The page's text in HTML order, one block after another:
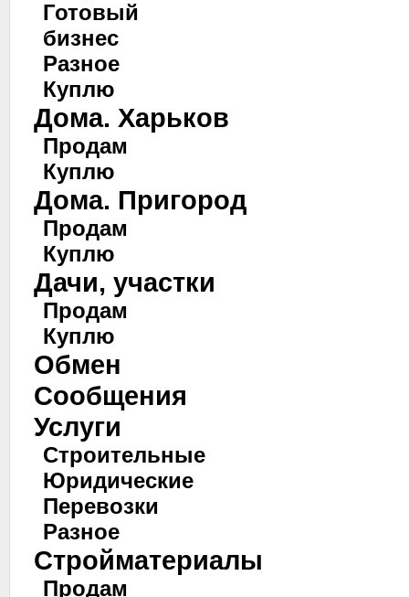
Готовый
бизнес
Разное
Куплю
Дома. Харьков
Продам
Куплю
Дома. Пригород
Продам
Куплю
Дачи, участки
Продам
Куплю
Обмен
Сообщения
Услуги
Строительные
Юридические
Перевозки
Разное
Стройматериалы
Продам